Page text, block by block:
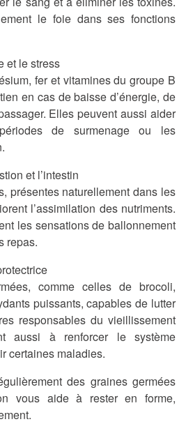
le foie dans ses fonctions
et le stress
fer et vitamines du groupe B
en cas de baisse d’énergie, de
Elles peuvent aussi aider
de surmenage ou les
et l’intestin
présentes naturellement dans les
l’assimilation des nutriments.
les sensations de ballonnement
repas.
comme celles de brocoli,
puissants, capables de lutter
responsables du vieillissement
aussi à renforcer le système
certaines maladies.
des graines germées
vous aide à rester en forme,